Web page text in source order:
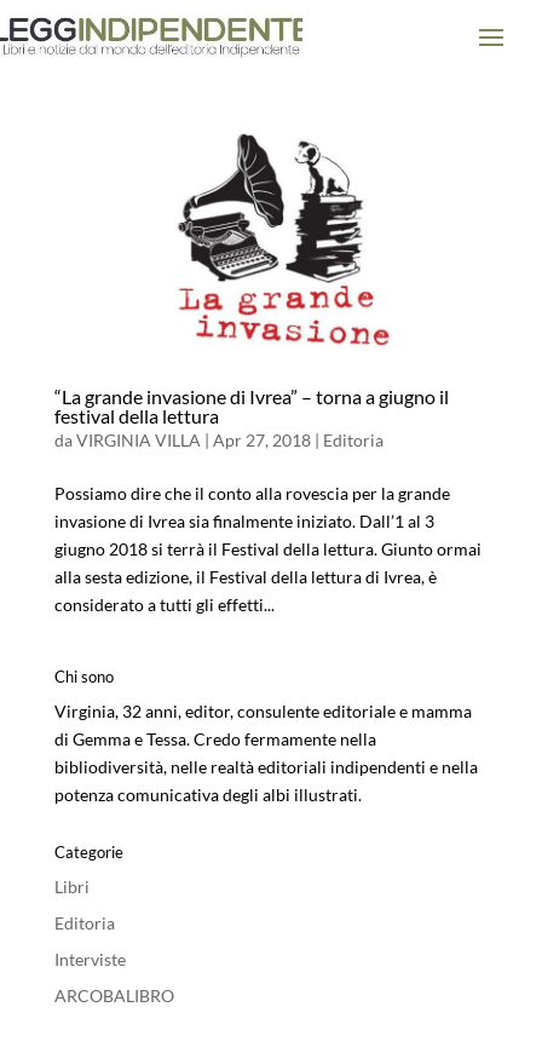
“La grande invasione di Ivrea” – torna a giugno il
festival della lettura
daVIRGINIA VILLA | Apr 27, 2018| Editoria
Possiamo dire che il conto alla rovescia per la grande
invasione di Ivrea sia finalmente iniziato. Dall’1 al 3
giugno 2018 si terrà il Festival della lettura. Giunto ormai
alla sesta edizione, il Festival della lettura di Ivrea, è
considerato a tutti gli effetti...
Chi sono
Virginia, 32 anni, editor, consulente editoriale e mamma
di Gemma e Tessa. Credo fermamente nella
bibliodiversità, nelle realtà editoriali indipendenti e nella
potenza comunicativa degli albi illustrati.
Categorie
Libri
Editoria
Interviste
ARCOBALIBRO